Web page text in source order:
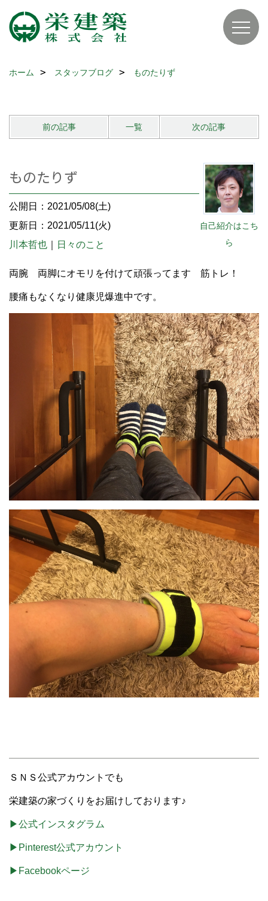
ホーム スタッフブログ ものたりず
前の記事 一覧 次の記事
自己紹介はこち
ら
ものたりず
公開日：2021/05/08(土)
更新日：2021/05/11(火)
川本哲也
日々のこと
両腕 両脚にオモリを付けて頑張ってます 筋トレ！
腰痛もなくなり健康児爆進中です。
ＳＮＳ公式アカウントでも
栄建築の家づくりをお届けしております♪
▶公式インスタグラム
▶Pinterest公式アカウント
▶Facebookページ